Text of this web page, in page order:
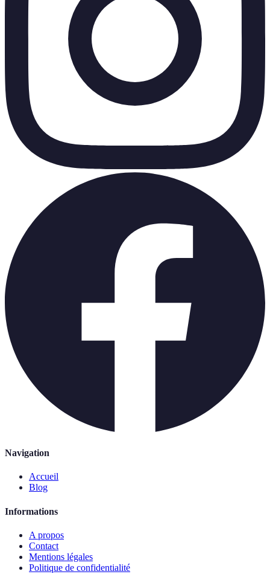
Navigation
Accueil
Blog
Informations
A propos
Contact
Mentions légales
Politique de confidentialité